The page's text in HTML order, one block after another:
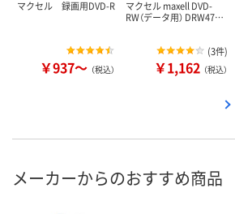
マクセル 録画用DVD-R
￥937～ （税込）
マクセル maxell DVD-
RW（データ用） DRW47…
(3件)
￥1,162 （税込）
メーカーからのおすすめ商品